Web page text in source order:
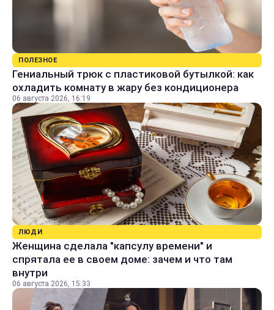
ПОЛЕЗНОЕ
Гениальный трюк с пластиковой бутылкой: как
охладить комнату в жару без кондиционера
06 августа 2026, 16:19
ЛЮДИ
Женщина сделала "капсулу времени" и
спрятала ее в своем доме: зачем и что там
внутри
06 августа 2026, 15:33